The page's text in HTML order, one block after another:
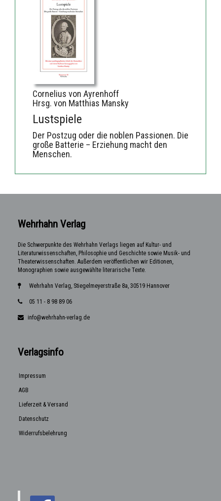
Cornelius von Ayrenhoff
Hrsg. von Matthias Mansky
Lustspiele
Der Postzug oder die noblen Passionen. Die
große Batterie – Erziehung macht den
Menschen.
Wehrhahn Verlag
Die Schwerpunkte des Wehrhahn Verlags liegen auf Kultur- und
Literaturwissenschaften, Philosophie und Geschichte sowie Musik- und
Theaterwissenschaften. Außerdem veröffentlichen wir Editionen,
Monographien sowie ausgewählte literarische Texte.
Wehrhahn Verlag, Stiegelmeyerstraße 8a, 30519 Hannover
05 11 - 8 98 89 06
info@wehrhahn-verlag.de
Verlagsinfo
Impressum
AGB
Lieferzeit & Versand
Datenschutz
Widerrufsbelehrung